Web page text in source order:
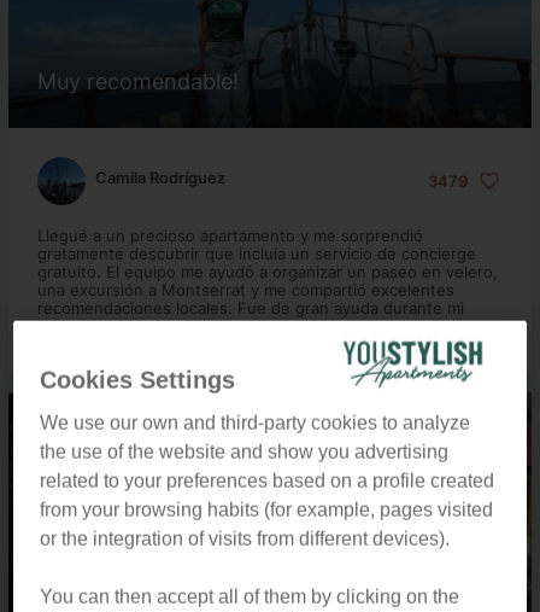
Muy recomendable!
Camila Rodríguez 3479
Llegué a un precioso apartamento y me sorprendió
gratamente descubrir que incluía un servicio de concierge
gratuito. El equipo me ayudó a organizar un paseo en velero,
una excursión a Montserrat y me compartió excelentes
recomendaciones locales. Fue de gran ayuda durante mi
primera visita a Barcelona y me permitió aprovechar al
Cookies Settings
We use our own and third-party cookies to analyze
the use of the website and show you advertising
related to your preferences based on a profile created
from your browsing habits (for example, pages visited
or the integration of visits from different devices).
You can then accept all of them by clicking on the